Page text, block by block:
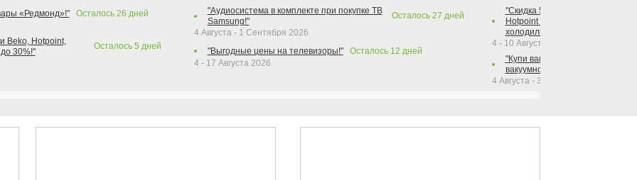
«Редмонд»!" Осталось 26 дней
Beko, Hotpoint,
30%!"
Осталось 5 дней
"Аудиосистема в комплекте при покупке ТВ
Samsung!"
Осталось 27 дней
4 Августа - 1 Сентября 2026
"Выгодные цены на телевизоры!"
Осталось 12 дней
4 - 17 Августа 2026
"Скидка 50% на варочную
Hotpoint при покупке духового
холодильника Hotpoint!"
4 - 10 Августа 2026
"Купи вакуумный упаковщик +
вакуумного упаковщика =
4 Августа - 30 Сентября 2026